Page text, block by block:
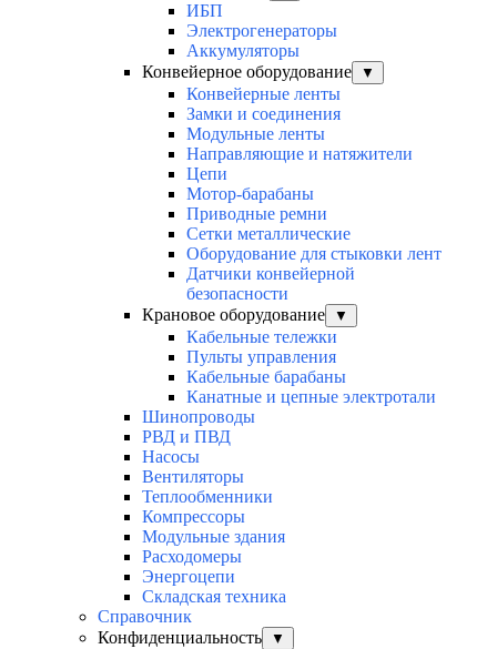
ИБП
Электрогенераторы
Аккумуляторы
Конвейерное оборудование
▼
Конвейерные ленты
Замки и соединения
Модульные ленты
Направляющие и натяжители
Цепи
Мотор-барабаны
Приводные ремни
Сетки металлические
Оборудование для стыковки лент
Датчики конвейерной
безопасности
Крановое оборудование
▼
Кабельные тележки
Пульты управления
Кабельные барабаны
Канатные и цепные электротали
Шинопроводы
РВД и ПВД
Насосы
Вентиляторы
Теплообменники
Компрессоры
Модульные здания
Расходомеры
Энергоцепи
Складская техника
Справочник
Конфиденциальность
▼